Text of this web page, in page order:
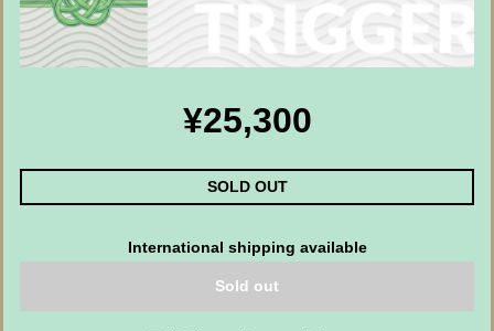
¥25,300
SOLD OUT
International shipping available
Sold out